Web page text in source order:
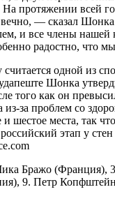
протяжении
— сказал
и все члены
радостно, что
считается одной
Шонка
того как он
за проблем со
и шестое места,
этап у
Бражо
9. Петр